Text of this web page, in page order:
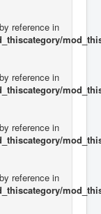
reference in
reference in
reference in
reference in